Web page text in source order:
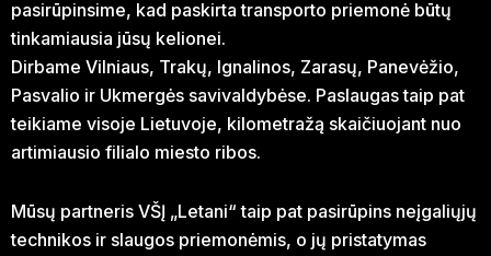
pasirūpinsime, kad paskirta transporto priemonė būtų
tinkamiausia jūsų kelionei.
Dirbame Vilniaus, Trakų, Ignalinos, Zarasų, Panevėžio,
Pasvalio ir Ukmergės savivaldybėse. Paslaugas taip pat
teikiame visoje Lietuvoje, kilometražą skaičiuojant nuo
artimiausio filialo miesto ribos.
Mūsų partneris VŠĮ „Letani“ taip pat pasirūpins neįgaliųjų
technikos ir slaugos priemonėmis, o jų pristatymas